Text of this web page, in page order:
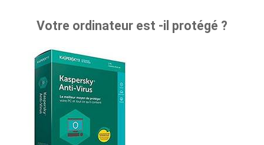
Votre ordinateur est -il protégé ?